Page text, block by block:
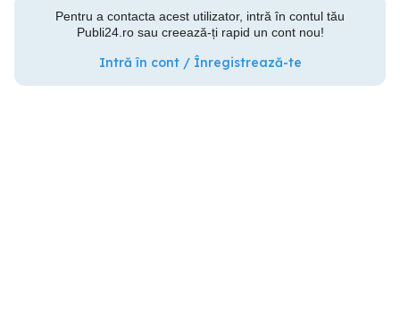
Pentru a contacta acest utilizator, intră în contul tău
Publi24.ro sau creează-ți rapid un cont nou!
Intră în cont / Înregistrează-te